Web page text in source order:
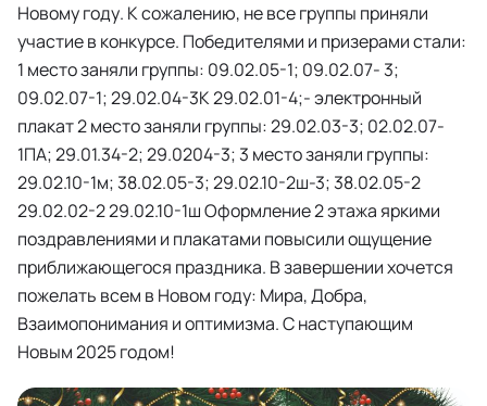
Новому году. К сожалению, не все группы приняли
участие в конкурсе. Победителями и призерами стали:
1 место заняли группы: 09.02.05-1; 09.02.07- 3;
09.02.07-1; 29.02.04-3К 29.02.01-4;- электронный
плакат 2 место заняли группы: 29.02.03-3; 02.02.07-
1ПА; 29.01.34-2; 29.0204-3; 3 место заняли группы:
29.02.10-1м; 38.02.05-3; 29.02.10-2ш-3; 38.02.05-2
29.02.02-2 29.02.10-1ш Оформление 2 этажа яркими
поздравлениями и плакатами повысили ощущение
приближающегося праздника. В завершении хочется
пожелать всем в Новом году: Мира, Добра,
Взаимопонимания и оптимизма. С наступающим
Новым 2025 годом!